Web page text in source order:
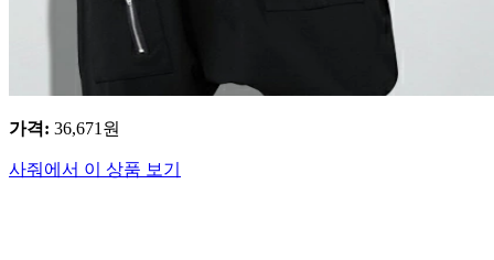
가격: 36,671 원
사줘에서 이 상품 보기